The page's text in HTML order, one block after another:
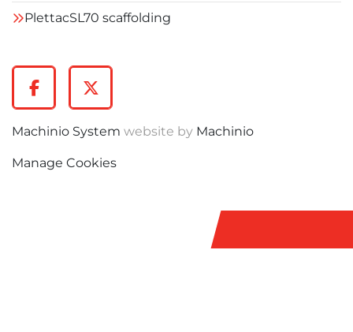
PlettacSL70 scaffolding
FacebookTwitter
Machinio System website by Machinio
Manage Cookies